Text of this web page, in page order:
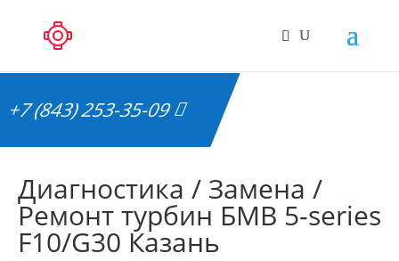
+7 (843) 253-35-09
Диагностика / Замена /
Ремонт турбин БМВ 5-series
F10/G30 Казань